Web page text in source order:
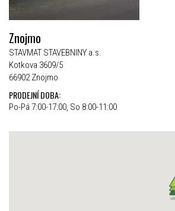
Znojmo
STAVMAT STAVEBNINY a.s.
Kotkova 3609/5
66902 Znojmo
PRODEJNÍ DOBA:
Po-Pá 7:00-17:00, So 8:00-11:00